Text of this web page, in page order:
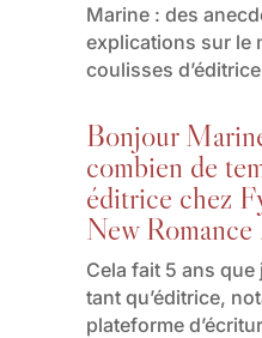
Marine : des
explications sur le
coulisses
Bonjour
combien de
éditrice chez
New Romance
Cela fait 5 ans que
tant qu’éditrice,
plateforme